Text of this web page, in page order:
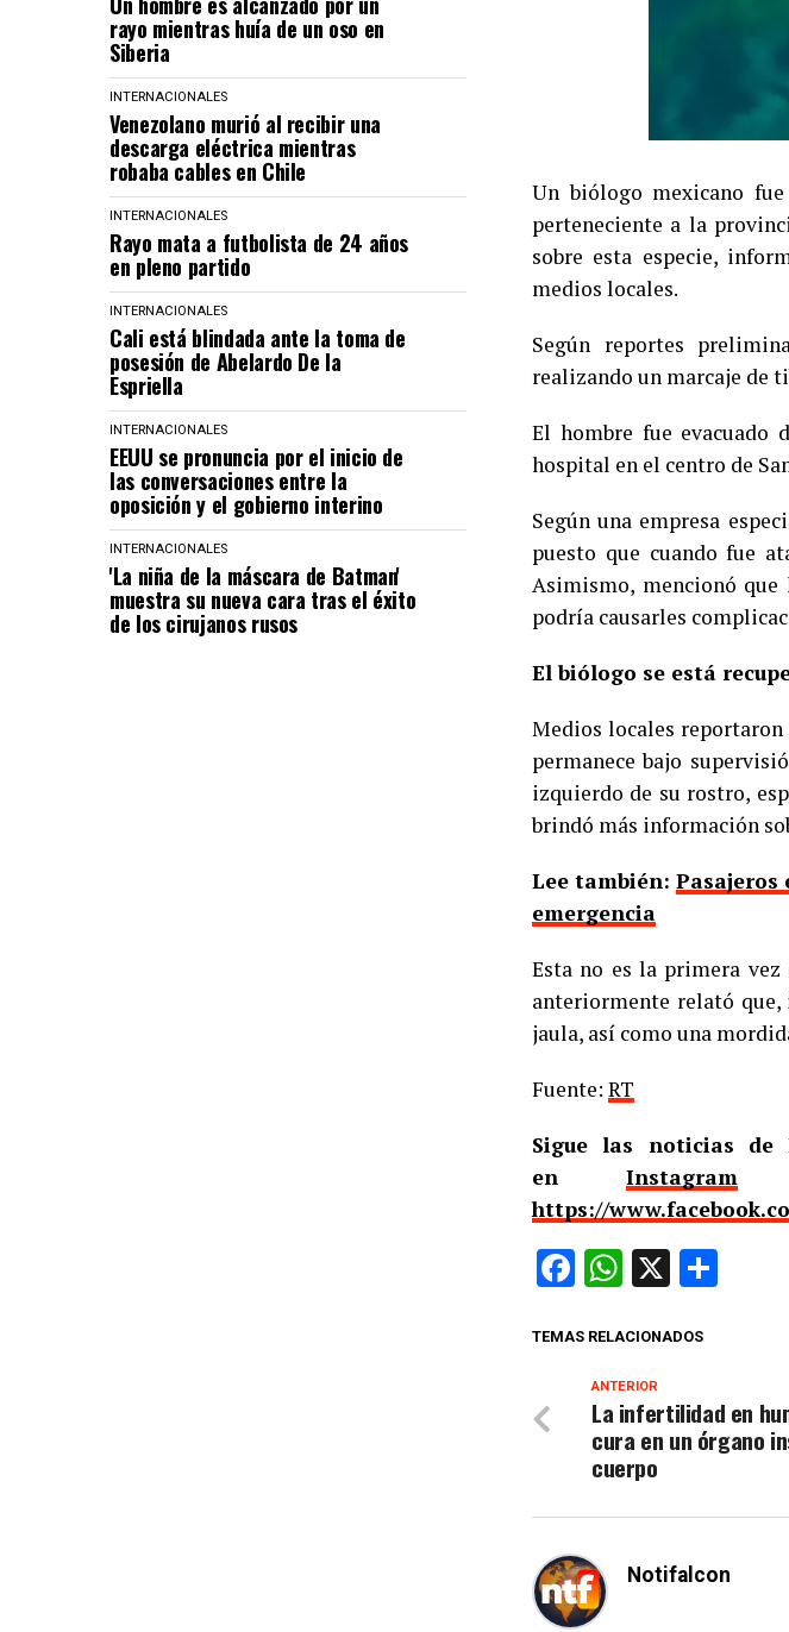
rayo mientras huía de un oso en
Siberia
INTERNACIONALES
Venezolano murió al recibir una
descarga eléctrica mientras
robaba cables en Chile
INTERNACIONALES
Rayo mata a futbolista de 24 años
en pleno partido
INTERNACIONALES
Cali está blindada ante la toma de
posesión de Abelardo De la
Espriella
INTERNACIONALES
EEUU se pronuncia por el inicio de
las conversaciones entre la
oposición y el gobierno interino
INTERNACIONALES
'La niña de la máscara de Batman'
muestra su nueva cara tras el éxito
de los cirujanos rusos
Un biólogo mexicano
perteneciente a la
sobre esta especie,
medios locales.
Según reportes
realizando un marcaje de
El hombre fue evacuado
hospital en el centro de
Según una empresa
puesto que cuando fue
Asimismo, mencionó
podría causarles
El biólogo se está
Medios locales reportaron
permanece bajo
izquierdo de su rostro,
brindó más información
Lee también: Pasajeros
emergencia
Esta no es la primera
anteriormente relató que,
jaula, así como una
Fuente: RT
Sigue las noticias
enInstagram
https://
Facebook
WhatsApp
X
TEMAS RELACIONADOS
ANTERIOR
La infertilidad en
cura en un órgano
cuerpo
Notifalcon